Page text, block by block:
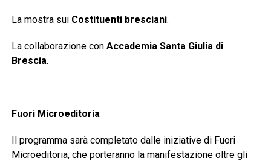
La mostra sui Costituenti bresciani.
La collaborazione con Accademia Santa Giulia di
Brescia.
Fuori Microeditoria
Il programma sarà completato dalle iniziative di Fuori
Microeditoria, che porteranno la manifestazione oltre gli